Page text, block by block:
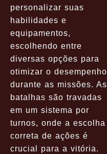
personalizar suas
habilidades e
equipamentos,
escolhendo entre
diversas opções para
otimizar o desempenho
durante as missões. As
batalhas são travadas
em um sistema por
turnos, onde a escolha
correta de ações é
crucial para a vitória.